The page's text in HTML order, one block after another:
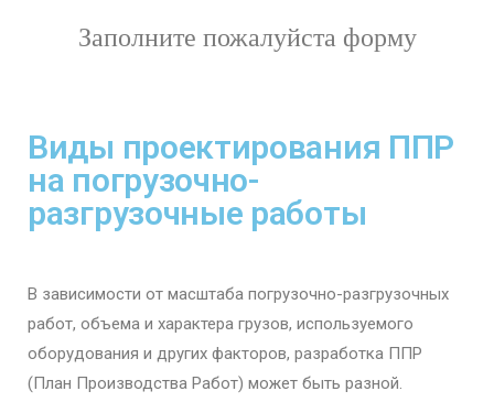
Заполните пожалуйста форму
Виды проектирования ППР
на погрузочно-
разгрузочные работы
В зависимости от масштаба погрузочно-разгрузочных
работ, объема и характера грузов, используемого
оборудования и других факторов, разработка ППР
(План Производства Работ) может быть разной.